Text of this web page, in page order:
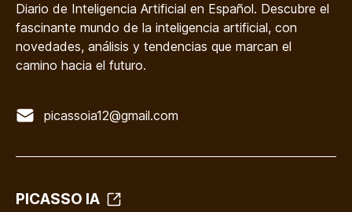
Diario de Inteligencia Artificial en Español. Descubre el
fascinante mundo de la inteligencia artificial, con
novedades, análisis y tendencias que marcan el
camino hacia el futuro.
picassoia12@gmail.com
PICASSO IA